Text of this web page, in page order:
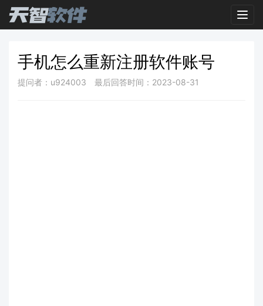
手机怎么重新注册软件账号
提问者：u924003 最后回答时间：2023-08-31